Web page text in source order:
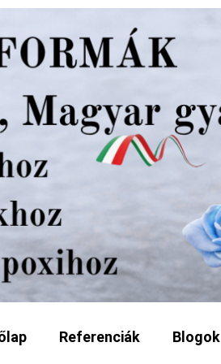
Referenciák Blogok